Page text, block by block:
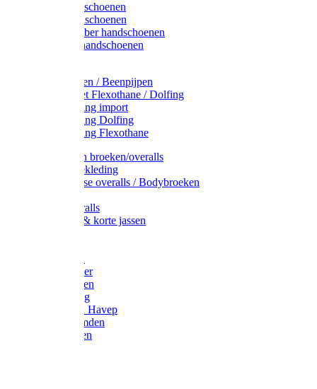
Latex handschoenen
Leren handschoenen
PVC / Rubber handschoenen
Katoenen handschoenen
Plukmouwen / Beenpijpen
Reparatieset Flexothane / Dolfing
Regenkleding import
Regenkleding Dolfing
Regenkleding Flexothane
Toebehoren broeken/overalls
Signalisatiekleding
Amerikaanse overalls / Bodybroeken
Kinderoveralls
Stofjassen & korte jassen
Bodywarmer
Werkbroeken
Zaagkleding
Werkjassen Havep
Thermohemden
Overhemden